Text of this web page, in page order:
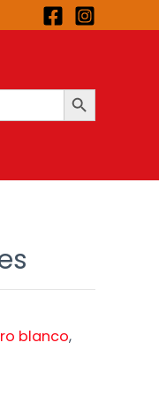
BOTÓN DE BÚSQUEDA
blanco,